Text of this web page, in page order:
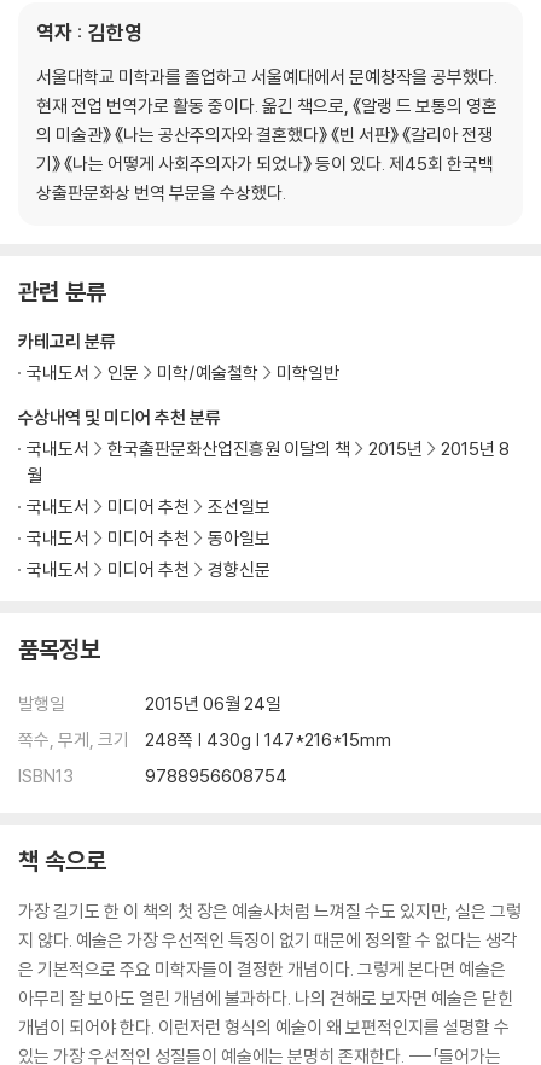
역자 : 김한영
서울대학교 미학과를 졸업하고 서울예대에서 문예창작을 공부했다.
현재 전업 번역가로 활동 중이다. 옮긴 책으로, 《알랭 드 보통의 영혼
의 미술관》 《나는 공산주의자와 결혼했다》 《빈 서판》 《갈리아 전쟁
기》 《나는 어떻게 사회주의자가 되었나》 등이 있다. 제45회 한국백
상출판문화상 번역 부문을 수상했다.
관련 분류
수상내역 및 미디어 추천 분류
국내도서
한국출판문화산업진흥원 이달의 책 2015년
2015년 8
월
국내도서
미디어 추천
조선일보
국내도서
미디어 추천
동아일보
국내도서
미디어 추천 경향신문
카테고리 분류
국내도서
인문 미학/예술철학 미학일반
품목정보
발행일
2015년 06월 24일
쪽수, 무게, 크기
248쪽 | 430g | 147*216*15mm
ISBN13
9788956608754
책 속으로
가장 길기도 한 이 책의 첫 장은 예술사처럼 느껴질 수도 있지만, 실은 그렇
지 않다. 예술은 가장 우선적인 특징이 없기 때문에 정의할 수 없다는 생각
은 기본적으로 주요 미학자들이 결정한 개념이다. 그렇게 본다면 예술은
아무리 잘 보아도 열린 개념에 불과하다. 나의 견해로 보자면 예술은 닫힌
개념이 되어야 한다. 이런저런 형식의 예술이 왜 보편적인지를 설명할 수
있는 가장 우선적인 성질들이 예술에는 분명히 존재한다. ---「들어가는